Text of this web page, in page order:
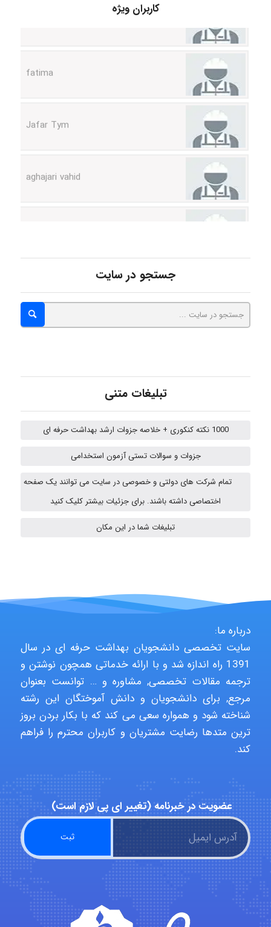
کاربران ویژه
Alirez0990
hosein abdolvand
emami
aghajari vahid
Poubakhtiari
Alirez0990
hosein abdolvand
Kati
جستجو در سایت
تبلیغات متنی
1000 نکته کنکوری + خلاصه جزوات ارشد بهداشت حرفه ای
جزوات و سوالات تستی آزمون استخدامی
تمام شرکت های دولتی و خصوصی در سایت می توانند یک صفحه
اختصاصی داشته باشند. برای جزئیات بیشتر کلیک کنید
تبلیغات شما در این مکان
درباره ما:
سایت تخصصی دانشجویان بهداشت حرفه ای در سال
1391 راه اندازه شد و با ارائه خدماتی همچون نوشتن و
ترجمه مقالات تخصصی, مشاوره و … توانست بعنوان
مرجع, برای دانشجویان و دانش آموختگان این رشته
شناخته شود و همواره سعی می کند که با بکار بردن بروز
ترین متدها رضایت مشتریان و کاربران محترم را فراهم
کند.
عضویت در خبرنامه (تغییر ای پی لازم است)